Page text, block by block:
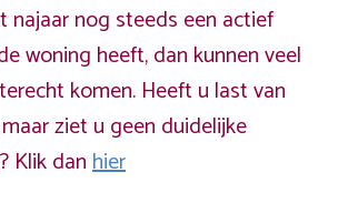
najaar nog steeds een actief
woning heeft, dan kunnen veel
komen. Heeft u last van
ziet u geen duidelijke
Klik danhier